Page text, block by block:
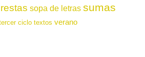
restas sopa de letras sumas
ciclo textos verano